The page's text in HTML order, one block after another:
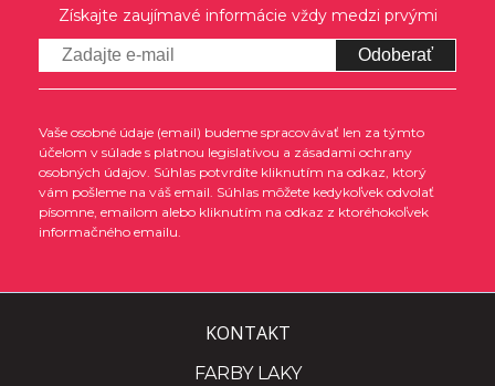
Získajte zaujímavé informácie vždy medzi prvými
Odoberať
Vaše osobné údaje (email) budeme spracovávať len za týmto
účelom v súlade s platnou legislatívou a zásadami ochrany
osobných údajov. Súhlas potvrdíte kliknutím na odkaz, ktorý
vám pošleme na váš email. Súhlas môžete kedykoľvek odvolať
písomne, emailom alebo kliknutím na odkaz z ktoréhokoľvek
informačného emailu.
KONTAKT
FARBY LAKY